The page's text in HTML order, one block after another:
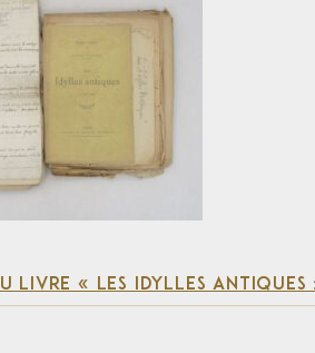
LIVRE « LES IDYLLES